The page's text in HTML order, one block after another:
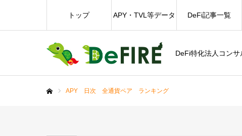
DeFi特化法人コン
トップ APY・TVL等データ DeFi記事一覧
APY 日次 全通貨ペア ランキング